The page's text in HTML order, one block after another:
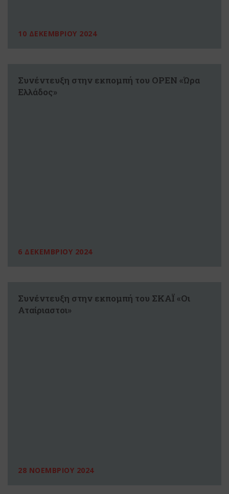
10 ΔΕΚΕΜΒΡΙΟΥ 2024
Συνέντευξη στην εκπομπή του ΟΡΕΝ «Ώρα
Ελλάδος»
6 ΔΕΚΕΜΒΡΙΟΥ 2024
Συνέντευξη στην εκπομπή του ΣΚΑΪ «Οι
Αταίριαστοι»
28 ΝΟΕΜΒΡΙΟΥ 2024